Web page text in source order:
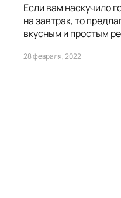
Если вам наскучило
на завтрак, то
вкусным и простым
28 февраля, 2022